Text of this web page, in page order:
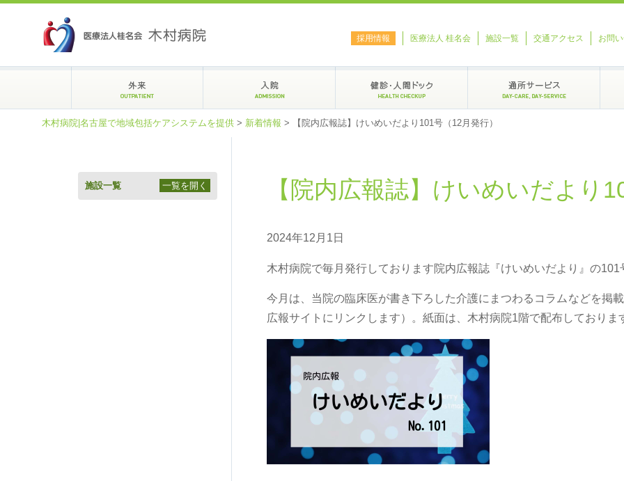
採用情報 医療法人 桂名会 施設一覧 交通アクセス お問
木村病院|名古屋で地域包括ケアシステムを提供 > 新着情報 > 【院内広報誌】けいめいだより101号（12月発行）
施設一覧 一覧を開く 【院内広報誌】けいめいだより
2024年12月1日
木村病院で毎月発行しております院内広報誌『けいめいだより』の
今月は、当院の臨床医が書き下ろした介護にまつわるコラムなどを掲
広報サイトにリンクします）。紙面は、木村病院1階で配布しておりま